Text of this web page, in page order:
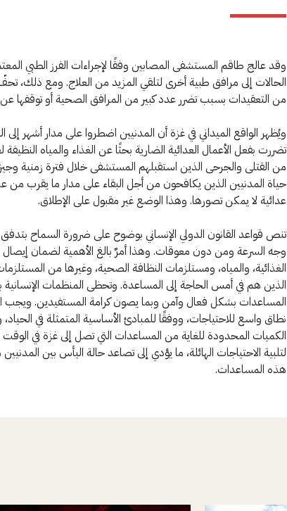
وقد عالج طاقم المستشفى المصابين وفقًا لإجراءات الفرز الطبي
الحالات إلى مرافق طبية أخرى لتلقي المزيد من العلاج. ومع ذلك، تحفّ
من التعقيدات بسبب تضرر عدد كبير من المرافق الصحية أو توقفها
ويُظهر الواقع الميداني في غزة أن المدنيين اضطروا على مدار أشهر
تضررت بفعل الأعمال العدائية الضارية بحثًا عن الغذاء والمياه النظيفة
من القتلى والجرحى الذين استقبلهم المستشفى خلال فترة زمنية
حياة المدنيين الذين يكافحون من أجل البقاء على مدار ما يقرب
عدائية لا يمكن تصورها. وهذا الوضع غير مقبول على الإطلاق.
تنص قواعد القانون الدولي الإنساني بوضوح على ضرورة السماح بتدفق
وجه السرعة ومن دون معوقات. وهذا أمرٌ بالغ الأهمية لضمان إيصال
الغذائية، والمياه، ومستلزمات النظافة الصحية، وغيرها من
الذين هم في أمس الحاجة إلى المساعدة. وتحظى المنظمات
المساعدات بشكل فعال وآمن وبما يصون كرامة المستفيدين. ويجب
نطاق واسع للاحتياجات، ووفقًا للمبادئ الأساسية المتمثلة في الحياد،
الكميات المحدودة للغاية من المساعدات التي تصل إلى غزة في الوقت
لتلبية الاحتياجات الهائلة، ما يؤدي إلى تصاعد حالة اليأس بين
هذه المساعدات.